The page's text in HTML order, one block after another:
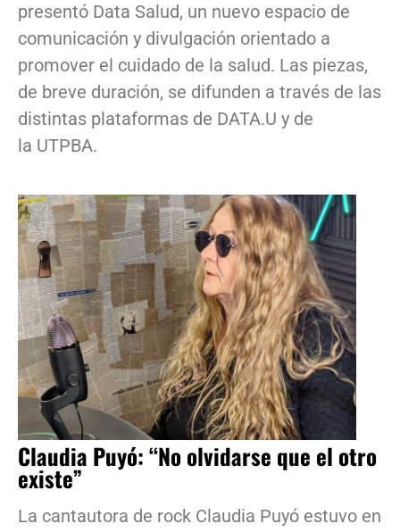
presentó Data Salud, un nuevo espacio de
comunicación y divulgación orientado a
promover el cuidado de la salud. Las piezas,
de breve duración, se difunden a través de las
distintas plataformas de DATA.U y de
la UTPBA.
Claudia Puyó: “No olvidarse que el otro
existe”
La cantautora de rock Claudia Puyó estuvo en